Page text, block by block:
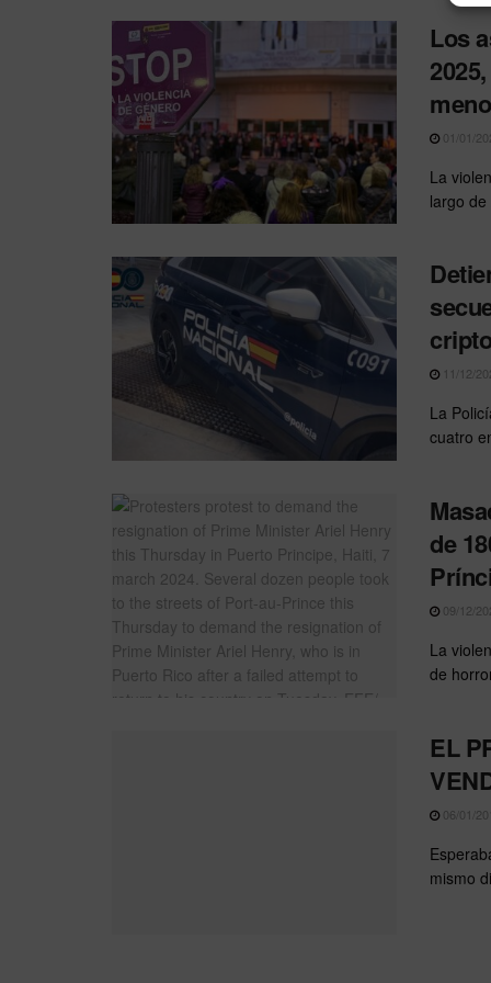
Los
01/01/
La
largo
11/12/
La
cuatro
de
09/12/
La
de
EL
06/01/
mismo